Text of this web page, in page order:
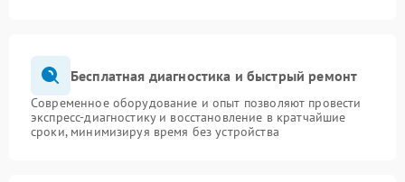
Бесплатная диагностика и быстрый ремонт
Современное оборудование и опыт позволяют провести
экспресс-диагностику и восстановление в кратчайшие
сроки, минимизируя время без устройства